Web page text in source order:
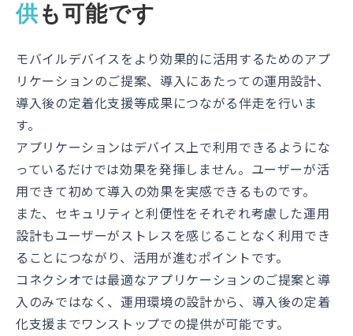
供も可能です
モバイルデバイスをより効果的に活用するためのアプ
リケーションのご提案、導入にあたっての運用設計、
導入後の定着化支援等成果につながる伴走を行いま
す。
アプリケーションはデバイス上で利用できるようにな
っているだけでは効果を発揮しません。ユーザーが活
用できて初めて導入の効果を実感できるものです。
また、セキュリティと利便性をそれぞれ考慮した運用
設計もユーザーがストレスを感じることなく利用でき
ることにつながり、活用が進むポイントです。
コネクシオでは最適なアプリケーションのご提案と導
入のみではなく、運用環境の設計から、導入後の定着
化支援までワンストップでの提供が可能です。